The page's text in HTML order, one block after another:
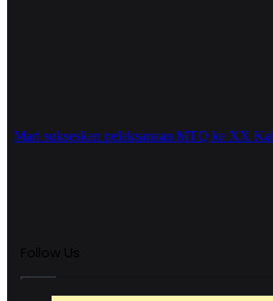
Mari sukseskan pelaksanaan MTQ ke XX
Follow Us